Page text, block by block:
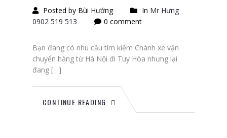
Posted by Bùi Hướng In Mr Hưng
0902 519 513
0 comment
Bạn đang có nhu cầu tìm kiếm Chành xe vận
chuyển hàng từ Hà Nội đi Tuy Hòa nhưng lại
đang […]
CONTINUE READING